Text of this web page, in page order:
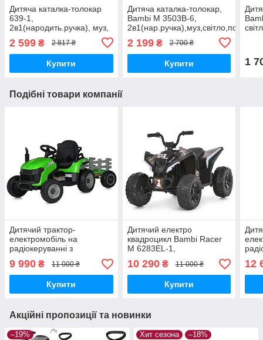
Дитяча каталка-толокар
639-1,
2в1(народить.ручка), муз,
підставка для ніг, на бат-
ке, білий
2 599 ₴ 2 817 ₴
Купити
Дитяча каталка-толокар,
Bambi M 3503B-6,
2 199₴ 2 700 ₴
Купити 1
Подібні товари компанії
Дитячий трактор-
електромобіль на
радіокеруванні з
причепом, 2 мотора 45w,
1акум12V9AH, MP3, USB,
муз,світло, колесаEVA
9 990 ₴ 11 000 ₴
Купити
Дитячий електро
квадроцикл Bambi Racer
M 6283EL-1,
2мотори*35W, 1*12V7-
9AH, муз, світло,
шкір.сидіння,
BLUETOOTH, MP3, USB,
EVA
10 290₴ 11 000 ₴
Купити
12
Акційні пропозиції та новинки
–19% Хит сезона –18%